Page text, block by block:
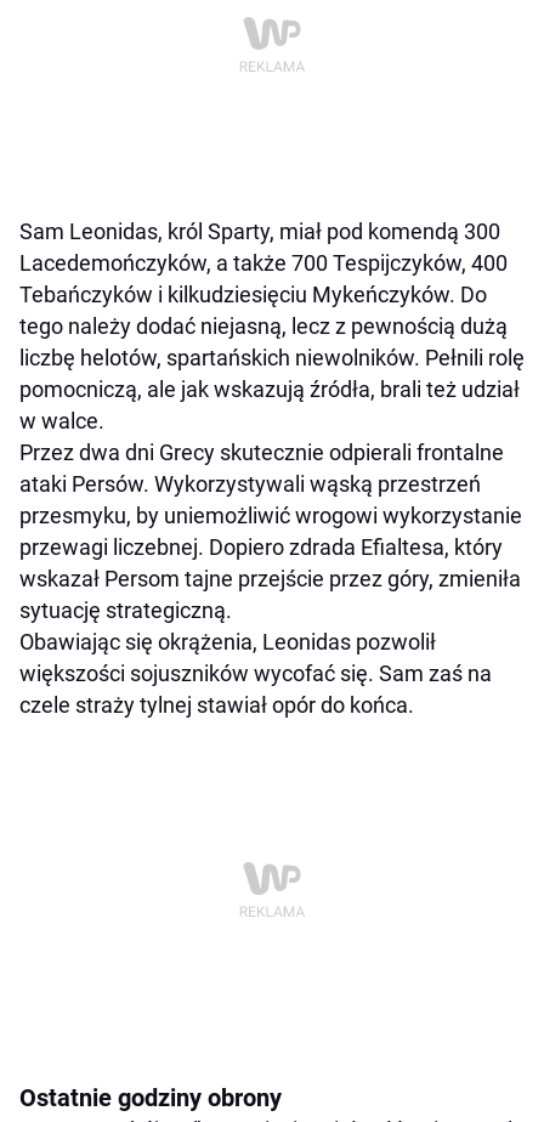
Sam Leonidas, król Sparty, miał pod komendą 300
Lacedemończyków, a także 700 Tespijczyków, 400
Tebańczyków i kilkudziesięciu Mykeńczyków. Do
tego należy dodać niejasną, lecz z pewnością dużą
liczbę helotów, spartańskich niewolników. Pełnili rolę
pomocniczą, ale jak wskazują źródła, brali też udział
w walce.
Przez dwa dni Grecy skutecznie odpierali frontalne
ataki Persów. Wykorzystywali wąską przestrzeń
przesmyku, by uniemożliwić wrogowi wykorzystanie
przewagi liczebnej. Dopiero zdrada Efialtesa, który
wskazał Persom tajne przejście przez góry, zmieniła
sytuację strategiczną.
Obawiając się okrążenia, Leonidas pozwolił
większości sojuszników wycofać się. Sam zaś na
czele straży tylnej stawiał opór do końca.
Ostatnie godziny obrony